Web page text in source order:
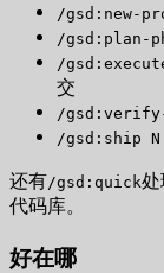
/gsd:new-
/gsd:plan-
/
交
/
/gsd:ship N
还有/gsd:quick处
代码库。
好在哪